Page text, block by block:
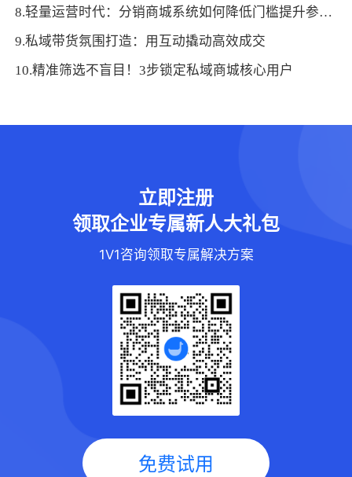
8.轻量运营时代：分销商城系统如何降低门槛提升参与度
9.私域带货氛围打造：用互动撬动高效成交
10.精准筛选不盲目！3步锁定私域商城核心用户
立即注册
领取企业专属新人大礼包
1V1咨询领取专属解决方案
免费试用